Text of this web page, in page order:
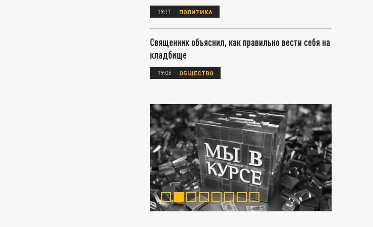
19:11 ПОЛИТИКА
Священник объяснил, как правильно вести себя на
кладбище
19:06 ОБЩЕСТВО